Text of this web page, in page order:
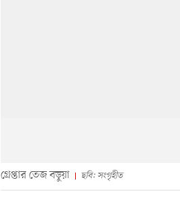
গ্রেপ্তার তেজ বড়ুয়া ছবি: সংগৃহীত